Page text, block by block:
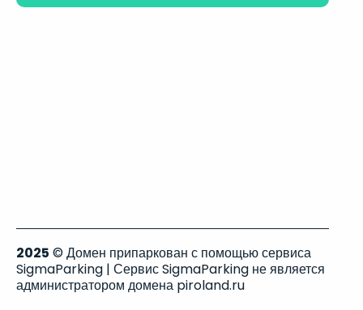
2025 © Домен припаркован с помощью сервиса
SigmaParking | Сервис SigmaParking не является
администратором домена piroland.ru